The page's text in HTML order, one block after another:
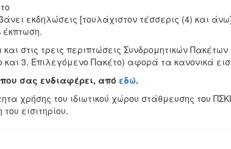
εκδηλώσεις [τουλάχιστον τέσσερις (4) και
έκπτωση.
στις τρεις περιπτώσεις Συνδρομητικών
και 3. Επιλεγόμενο Πακέτο) αφορά τα κανονικά
σας ενδιαφέρει, από εδώ.
χρήσης του ιδιωτικού χώρου στάθμευσης του
εισιτηρίου.